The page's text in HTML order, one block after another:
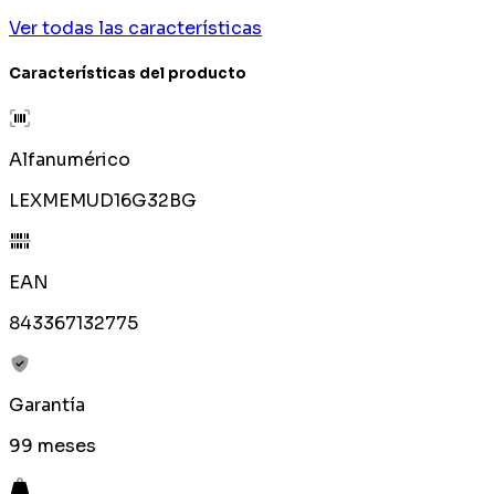
Ver todas las características
Características del producto
Alfanumérico
LEXMEMUD16G32BG
EAN
843367132775
Garantía
99 meses